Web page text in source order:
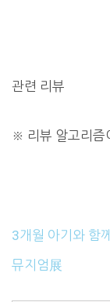
관련 리뷰
※ 리뷰 알고리
3개월 아기와 함
뮤지엄展